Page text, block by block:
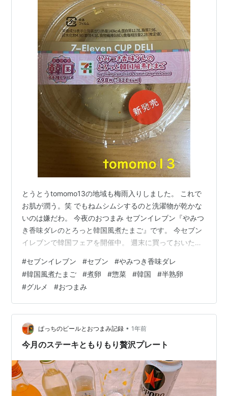
とうとうtomomo13の地域も梅雨入りしました。 これで
お肌が潤う。笑 でもねムシムシするのと洗濯物が乾かな
いのは嫌だわ。 今夜のおつまみ セブンイレブン『やみつ
き香味ダレのとろっと韓国風煮たまご』です。 今セブン
イレブンで韓国フェアを開催中。 週末に買っておいたお
は韓国フェアやっているような気がします。 『やみつき
香味ダレのとろっと韓国風煮たまご』はたまごに醤油、
胡麻油、ねぎ油、オイスターソースの香味ダレをかけた
韓国風煮玉子です。 税込み321円。 裏面。 製造者はフジ
フーズ。 原材料は味付ゆで卵、玉葱、葱、醤油、オイス
ターソース、砂糖、…
#セブンイレブン #セブン #やみつき香味ダレ
#韓国風煮たまご #煮卵 #惣菜 #韓国 #半熟卵
#グルメ #おつまみ
ぱっちのビールとおつまみ記録 • 1年前
今月のステーキともりもり贅沢プレート